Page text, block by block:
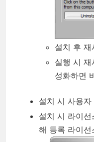
설치 후 재
실행 시
성화하면
설치 시 사용
설치 시 라이
해 등록 라이선